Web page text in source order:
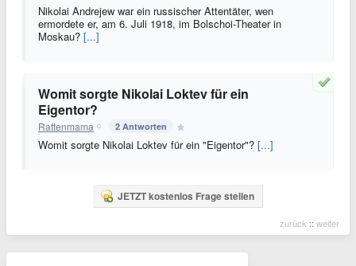
Nikolai Andrejew war ein russischer Attentäter, wen
ermordete er, am 6. Juli 1918, im Bolschoi-Theater in
Moskau? [...]
Womit sorgte Nikolai Loktev für ein
Eigentor?
Rattenmama 2 Antworten
Womit sorgte Nikolai Loktev für ein "Eigentor"? [...]
JETZT kostenlos Frage stellen
zurück :: weiter